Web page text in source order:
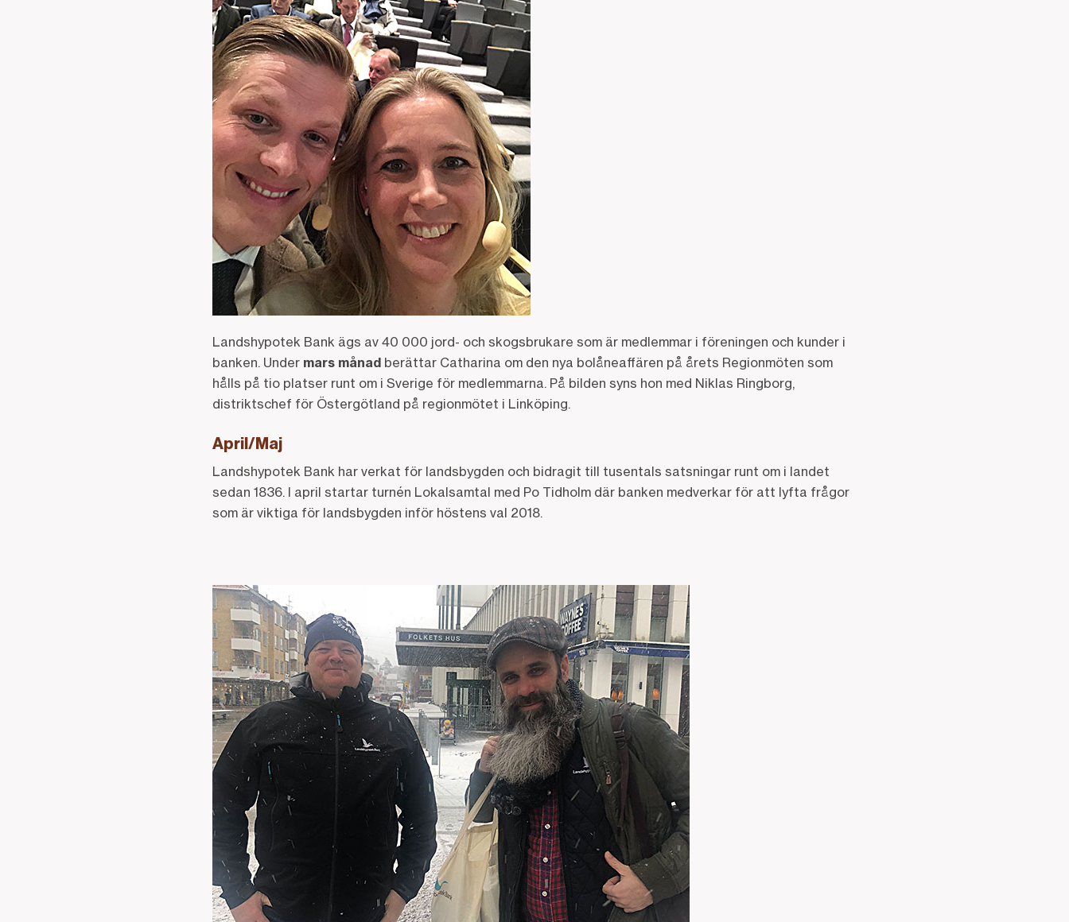
Landshypotek Bank ägs av 40 000 jord- och skogsbrukare som är medlemmar i föreningen och kunder i
banken. Under mars månad berättar Catharina om den nya bolåneaffären på årets Regionmöten som
hålls på tio platser runt om i Sverige för medlemmarna. På bilden syns hon med Niklas Ringborg,
distriktschef för Östergötland på regionmötet i Linköping.
April/Maj
Landshypotek Bank har verkat för landsbygden och bidragit till tusentals satsningar runt om i landet
sedan 1836. I april startar turnén Lokalsamtal med Po Tidholm där banken medverkar för att lyfta frågor
som är viktiga för landsbygden inför höstens val 2018.